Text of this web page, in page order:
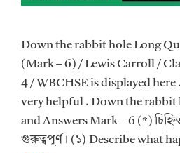
Down the rabbit hole Long
(Mark – 6) / Lewis Carroll /
4 / WBCHSE is displayed
very helpful . Down the rabbit
and Answers Mark – 6 (*)
গুরুত্বপূর্ণ। (১) Describe what